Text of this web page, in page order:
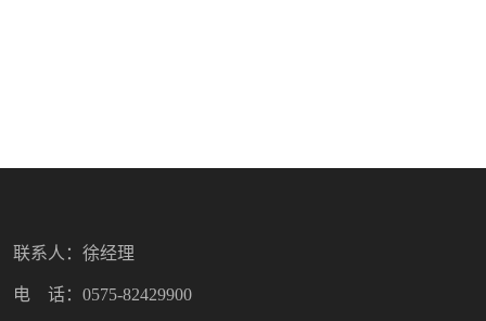
联系人：徐经理
电 话：0575-82429900